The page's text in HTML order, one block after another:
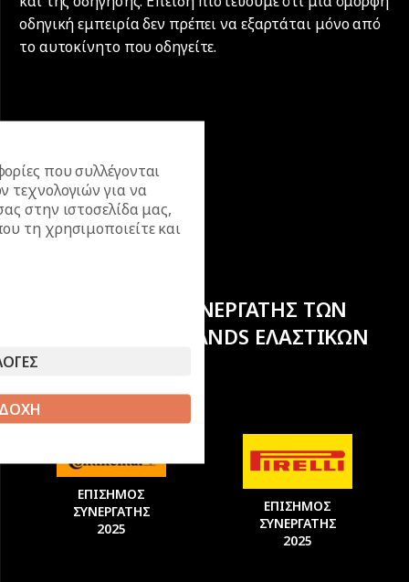
οδηγική εμπειρία δεν πρέπει να εξαρτάται μόνο από
το αυτοκίνητο που οδηγείτε.
ΕΠΙΣΗΜΟΣ ΣΥΝΕΡΓΑΤΗΣ ΤΩΝ
ΚΟΡΥΦΑΙΩΝ BRANDS ΕΛΑΣΤΙΚΩΝ
ΕΠΙΣΗΜΟΣ
ΣΥΝΕΡΓΑΤΗΣ
2025
ΕΠΙΣΗΜΟΣ
ΣΥΝΕΡΓΑΤΗΣ
2025
που συλλέγονται
τεχνολογιών για να
στην ιστοσελίδα μας,
τη χρησιμοποιείτε και